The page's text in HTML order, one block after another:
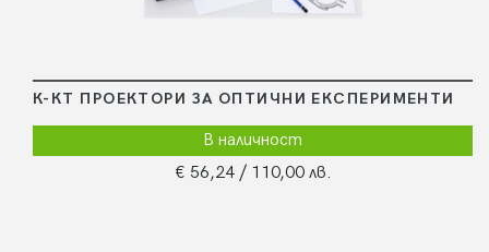
К-КТ ПРОЕКТОРИ ЗА ОПТИЧНИ ЕКСПЕРИМЕНТИ
В наличност
€ 56,24 / 110,00 лв.